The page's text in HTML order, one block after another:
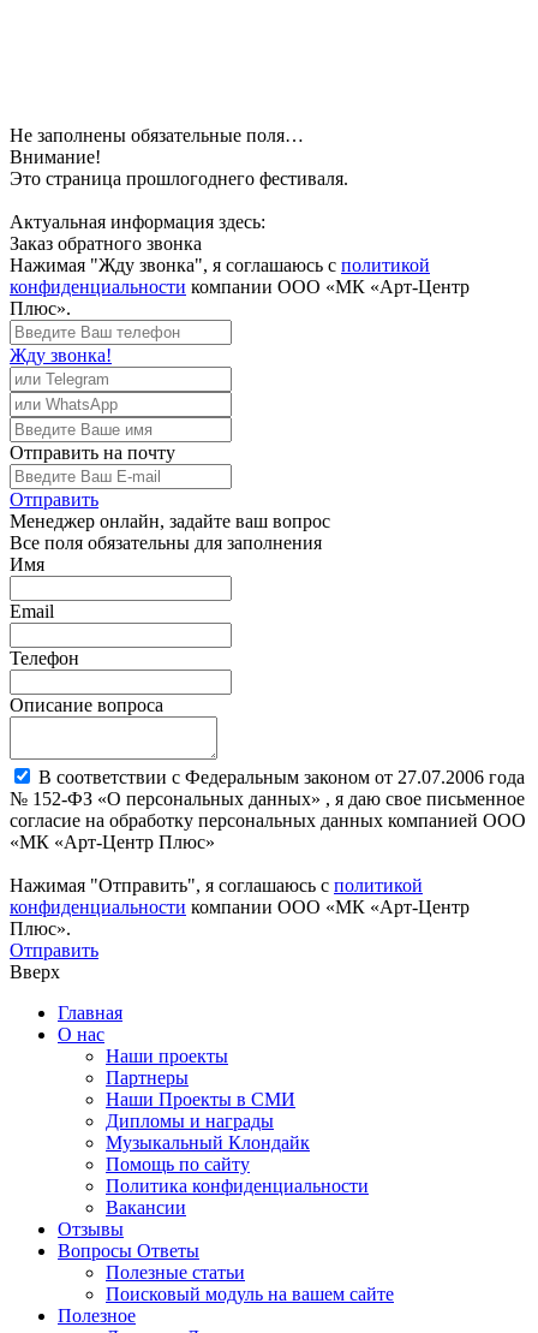
Не заполнены обязательные поля…
Внимание!
Это страница прошлогоднего фестиваля.
Актуальная информация здесь:
Заказ обратного звонка
Нажимая "Жду звонка", я соглашаюсь с политикой
конфиденциальности компании ООО «МК «Арт-Центр
Плюс».
Жду звонка!
Отправить на почту
Отправить
Менеджер онлайн, задайте ваш вопрос
Все поля обязательны для заполнения
Имя
Email
Телефон
Описание вопроса
В соответствии с Федеральным законом от 27.07.2006 года
№ 152-ФЗ «О персональных данных» , я даю свое письменное
согласие на обработку персональных данных компанией ООО
«МК «Арт-Центр Плюс»
Нажимая "Отправить", я соглашаюсь с политикой
конфиденциальности компании ООО «МК «Арт-Центр
Плюс».
Отправить
Вверх
Главная
О нас
Наши проекты
Партнеры
Наши Проекты в СМИ
Дипломы и награды
Музыкальный Клондайк
Помощь по сайту
Политика конфиденциальности
Вакансии
Отзывы
Вопросы Ответы
Полезные статьи
Поисковый модуль на вашем сайте
Полезное